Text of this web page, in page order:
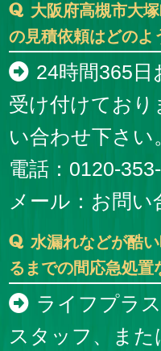
大阪府高槻市大
の見積依頼はどのよ
24時間365日
受け付けており
い合わせ下さい
電話：0120-
メール： お問い
水漏れなどが酷
るまでの間応急処置
ライフプラ
スタッフ、ま